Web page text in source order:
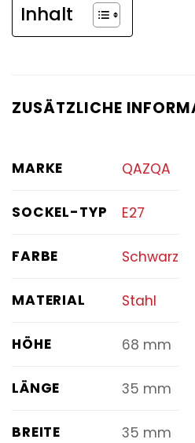
Inhalt
ZUSÄTZLICHE
MARKE QAZQA
SOCKEL-TYP E27
FARBE Schwarz
MATERIAL Stahl
HÖHE 68 mm
LÄNGE 35 mm
BREITE 35 mm